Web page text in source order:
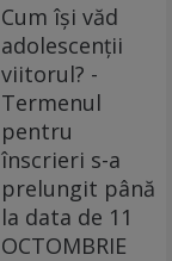
Cum își văd
adolescenții
viitorul? -
Termenul
pentru
înscrieri s-a
prelungit până
la data de 11
OCTOMBRIE